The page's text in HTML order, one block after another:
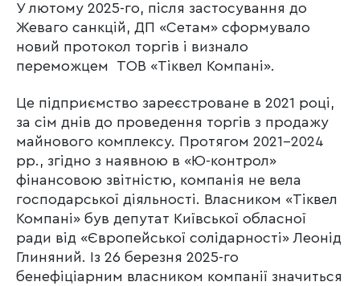
У лютому 2025-го, після застосування до
Жеваго санкцій, ДП «Сетам» сформувало
новий протокол торгів і визнало
переможцем ТОВ «Тіквел Компані».
Це підприємство зареєстроване в 2021 році,
за сім днів до проведення торгів з продажу
майнового комплексу. Протягом 2021-2024
рр., згідно з наявною в «Ю-контрол»
фінансовою звітністю, компанія не вела
господарської діяльності. Власником «Тіквел
Компані» був депутат Київської обласної
ради від «Європейської солідарності» Леонід
Глиняний. Із 26 березня 2025-го
бенефіціарним власником компанії значиться